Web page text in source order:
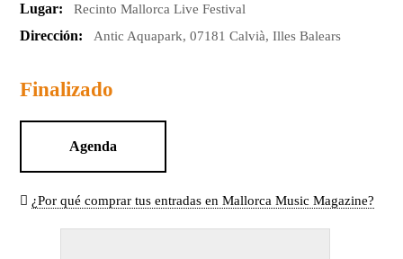
Lugar: Recinto Mallorca Live Festival
Dirección: Antic Aquapark, 07181 Calvià, Illes Balears
Finalizado
Agenda
¿Por qué comprar tus entradas en Mallorca Music Magazine?